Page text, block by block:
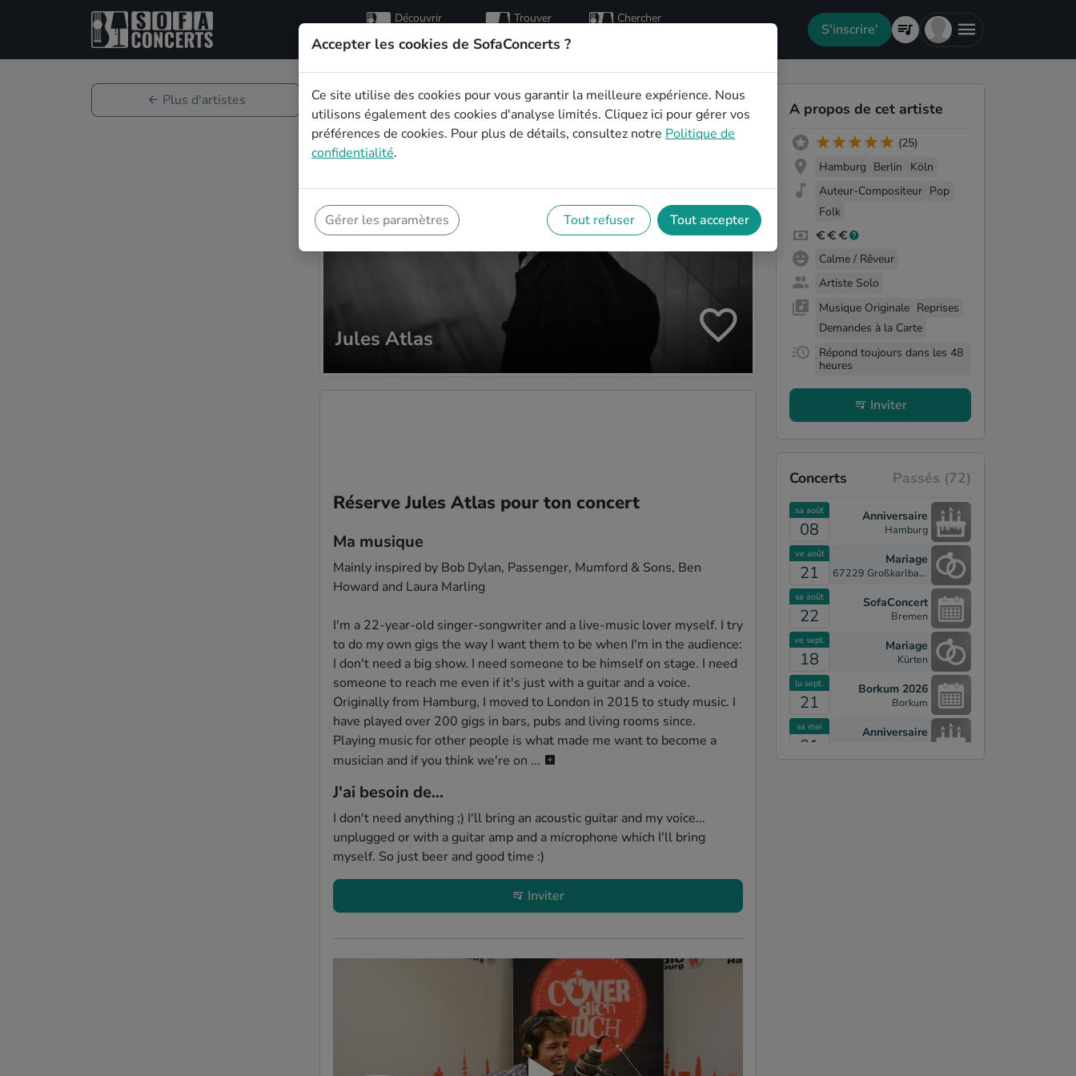
Découvrir
artistes
Trouver
hôtes
Chercher
S'inscrire'
Plus d'artistes
Jules Atlas
Réserve Jules Atlas pour ton concert
Ma musique
Mainly inspired by Bob Dylan, Passenger, Mumford & Sons, Ben
Howard and Laura Marling
I'm a 22-year-old singer-songwriter and a live-music lover myself. I try
to do my own gigs the way I want them to be when I'm in the audience:
I don't need a big show. I need someone to be himself on stage. I need
someone to reach me even if it's just with a guitar and a voice.
Originally from Hamburg, I moved to London in 2015 to study music. I
have played over 200 gigs in bars, pubs and living rooms since.
Playing music for other people is what made me want to become a
musician and if you think we're on ...
J'ai besoin de...
I don't need anything ;) I'll bring an acoustic guitar and my voice...
unplugged or with a guitar amp and a microphone which I'll bring
myself. So just beer and good time :)
Inviter
A propos de cet artiste
(25)
Hamburg Berlin
Köln
Auteur-Compositeur Pop
Folk
Calme / Rêveur
Artiste Solo
Musique Originale Reprises
Demandes à la Carte
Répond toujours dans les 48
heures
Inviter
Concerts Passés (72)
sa août
08
Anniversaire
Hamburg
ve août
21
Mariage
67229 Großkarlbach
sa août
22
SofaConcert
Bremen
ve sept.
18
Mariage
Kürten
lu sept.
21
Borkum 2026
Borkum
sa mai
01
Anniversaire
Accepter les cookies de SofaConcerts ?
Ce site utilise des cookies pour vous garantir la meilleure expérience. Nous
utilisons également des cookies d'analyse limités. Cliquez ici pour gérer vos
préférences de cookies. Pour plus de détails, consultez notre Politique de
confidentialité.
Gérer les paramètres Tout refuser Tout accepter